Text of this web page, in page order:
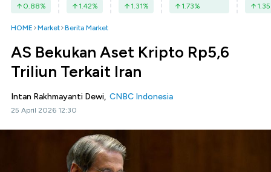
0.88% 1.42% 1.31% 1.73% 1.35
HOME Market Berita Market
AS Bekukan Aset Kripto Rp5,6
Triliun Terkait Iran
Intan Rakhmayanti Dewi, CNBC Indonesia
25 April 2026 12:30